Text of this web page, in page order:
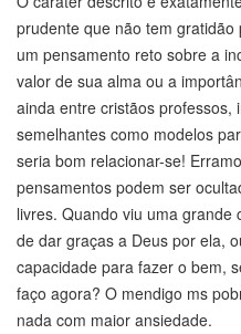
prudente que não tem
um pensamento reto sobre a
valor de sua alma ou a
ainda entre cristãos professos,
semelhantes como modelos
seria bom relacionar-se!
pensamentos podem ser
livres. Quando viu uma
de dar graças a Deus por ela,
capacidade para fazer o bem,
faço agora? O mendigo ms
nada com maior ansiedade.